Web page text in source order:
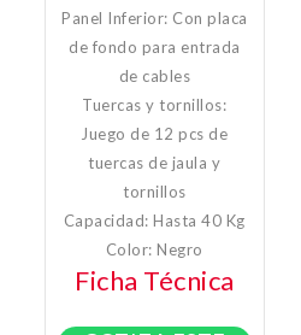
Panel Inferior: Con placa
de fondo para entrada
de cables
Tuercas y tornillos:
Juego de 12 pcs de
tuercas de jaula y
tornillos
Capacidad: Hasta 40 Kg
Color: Negro
Ficha Técnica